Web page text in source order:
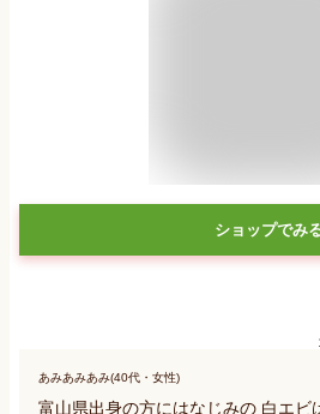
ショップでみ
あみあみあみ(40代・女性)
富山県出身の方にはなじみの 白エビ